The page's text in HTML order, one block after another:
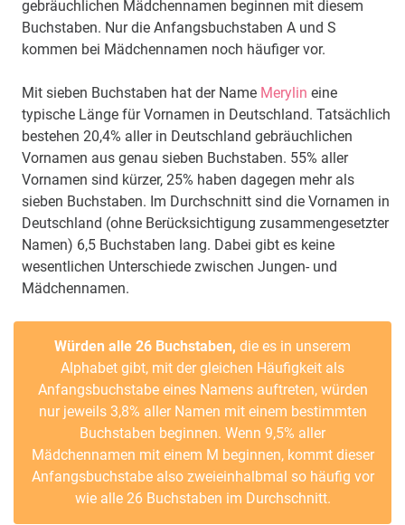
gebräuchlichen Mädchennamen beginnen mit diesem
Buchstaben. Nur die Anfangsbuchstaben A und S
kommen bei Mädchennamen noch häufiger vor.
Mit sieben Buchstaben hat der Name Merylin eine
typische Länge für Vornamen in Deutschland. Tatsächlich
bestehen 20,4% aller in Deutschland gebräuchlichen
Vornamen aus genau sieben Buchstaben. 55% aller
Vornamen sind kürzer, 25% haben dagegen mehr als
sieben Buchstaben. Im Durchschnitt sind die Vornamen in
Deutschland (ohne Berücksichtigung zusammengesetzter
Namen) 6,5 Buchstaben lang. Dabei gibt es keine
wesentlichen Unterschiede zwischen Jungen- und
Mädchennamen.
Würden alle 26 Buchstaben, die es in unserem
Alphabet gibt, mit der gleichen Häufigkeit als
Anfangsbuchstabe eines Namens auftreten, würden
nur jeweils 3,8% aller Namen mit einem bestimmten
Buchstaben beginnen. Wenn 9,5% aller
Mädchennamen mit einem M beginnen, kommt dieser
Anfangsbuchstabe also zweieinhalbmal so häufig vor
wie alle 26 Buchstaben im Durchschnitt.